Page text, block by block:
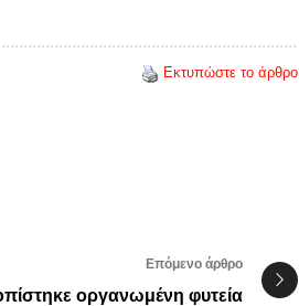
Εκτυπώστε το άρθρο
Επόμενο άρθρο
οργανωμένη φυτεία